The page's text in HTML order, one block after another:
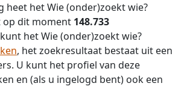
heet het Wie (onder)zoekt wie?
op dit moment 148.733
het Wie (onder)zoekt wie?
, het zoekresultaat bestaat uit een
U kunt het profiel van deze
en (als u ingelogd bent) ook een